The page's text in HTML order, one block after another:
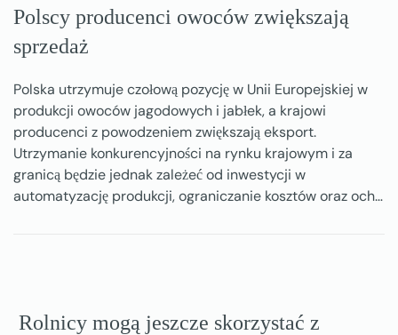
Polscy producenci owoców zwiększają
sprzedaż
Polska utrzymuje czołową pozycję w Unii Europejskiej w
produkcji owoców jagodowych i jabłek, a krajowi
producenci z powodzeniem zwiększają eksport.
Utrzymanie konkurencyjności na rynku krajowym i za
granicą będzie jednak zależeć od inwestycji w
automatyzację produkcji, ograniczanie kosztów oraz och…
Rolnicy mogą jeszcze skorzystać z